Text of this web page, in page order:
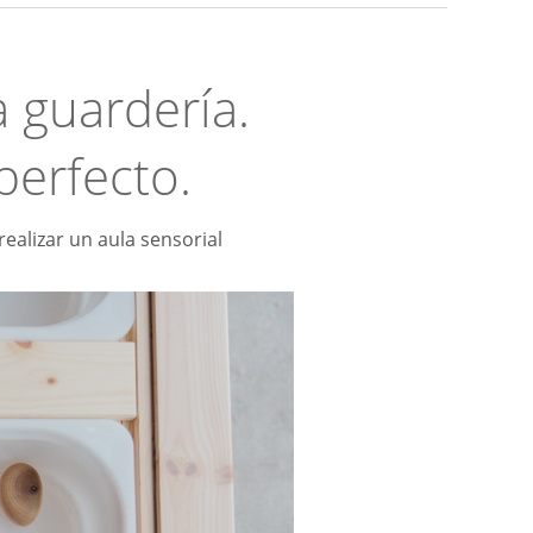
deportivos
Protección deportiva
Psicomotricidad
Deportes raqueta
Gimnasia rítmica
guardería.
un aula sensorial